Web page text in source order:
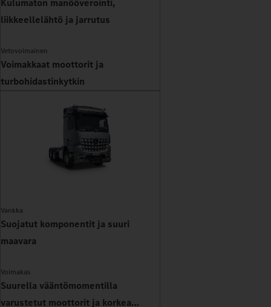
Kulumaton manööverointi,
liikkeellelähtö ja jarrutus
Vetovoimainen
Voimakkaat moottorit ja
turbohidastinkytkin
Vankka
Suojatut komponentit ja suuri
maavara
Voimakas
Suurella vääntömomentilla
varustetut moottorit ja korkea